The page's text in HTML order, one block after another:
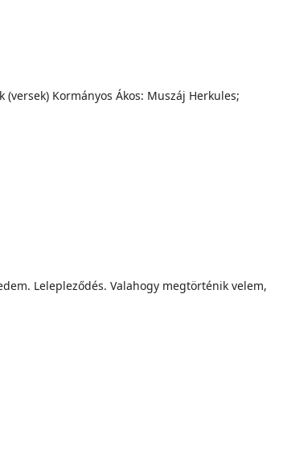
Kormányos Ákos: Muszáj Herkules;
Lelepleződés. Valahogy megtörténik velem,